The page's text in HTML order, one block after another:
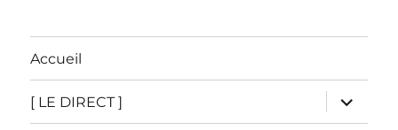
Accueil
[ LE DIRECT ]
ouvrir
le
sous-